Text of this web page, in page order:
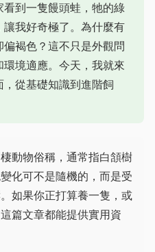
到一隻饅頭蛙，牠的綠
我好奇極了。為什麼有
褐色？這不只是外觀問
境適應。今天，我就來
從基礎知識到進階飼
動物俗稱，通常指白頷樹
化可不是隨機的，而是受
如果你正打算養一隻，或
篇文章都能提供實用資